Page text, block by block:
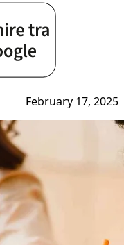
February 17, 2025